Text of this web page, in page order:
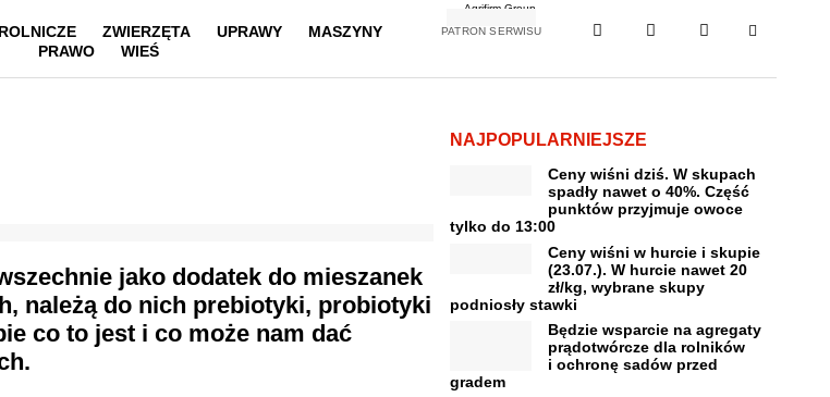
ZWIERZĘTA UPRAWY
MASZYNY
PRAWO
WIEŚ
PATRON SERWISU
jako dodatek do mieszanek
należą do nich prebiotyki, probiotyki
co to jest i co może nam dać
NAJPOPULARNIEJSZE
Ceny wiśni dziś. W skupach
spadły nawet o 40%. Część
punktów przyjmuje owoce
tylko do 13:00
Ceny wiśni w hurcie i skupie
(23.07.). W hurcie nawet 20
zł/kg, wybrane skupy
podniosły stawki
Będzie wsparcie na agregaty
prądotwórcze dla rolników
i ochronę sadów przed
gradem